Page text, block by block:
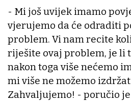
- Mi još uvijek imamo
vjerujemo da će odraditi
problem. Vi nam recite
riješite ovaj problem, je li
nakon toga više nećemo
mi više ne možemo
Zahvaljujemo! - poručio